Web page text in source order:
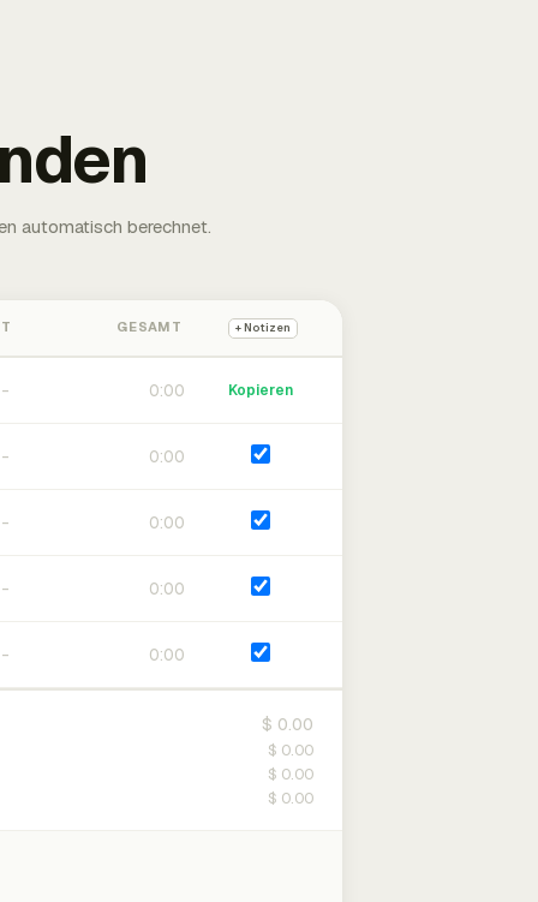
automatisch berechnet.
GESAMT + Notizen
0:00 Kopieren
0:00
0:00
0:00
0:00
$ 0.00
$ 0.00
$ 0.00
$ 0.00